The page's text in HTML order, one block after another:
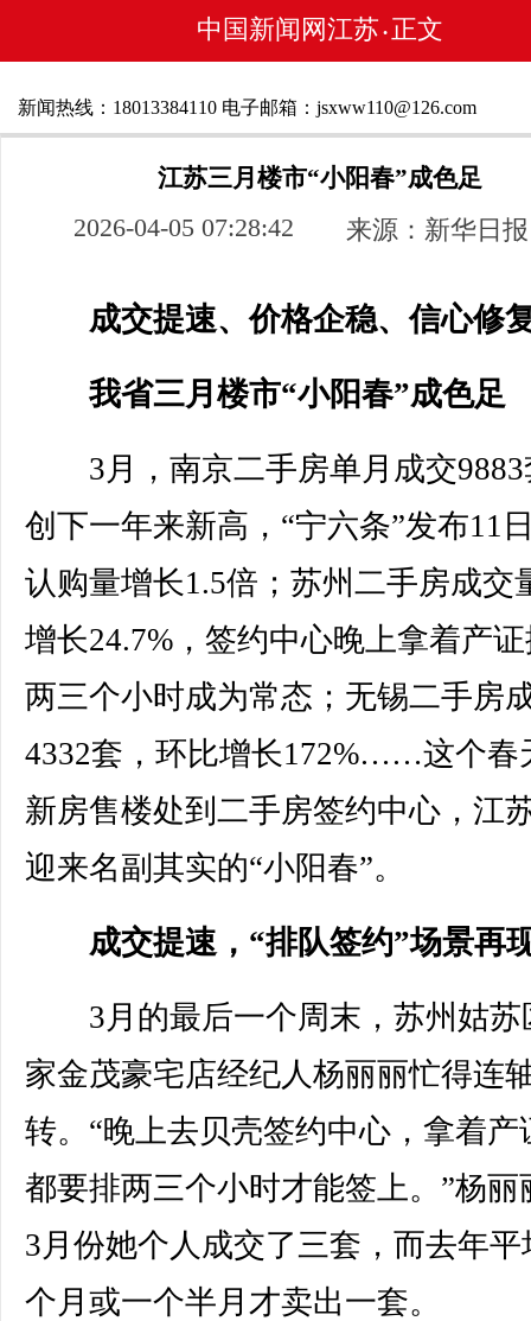
中国新闻网江苏 • 正文
新闻热线：18013384110 电子邮箱：jsxww110@126.com
江苏三月楼市“小阳春”成色足
2026-04-05 07:28:42 来源：新华日报
成交提速、价格企稳、信心
我省三月楼市“小阳春”成色足
3月，南京二手房单月成交9883
创下一年来新高，“宁六条”发布11
认购量增长1.5倍；苏州二手房成交
增长24.7%，签约中心晚上拿着产
两三个小时成为常态；无锡二手房
4332套，环比增长172%……这个春
新房售楼处到二手房签约中心，江
迎来名副其实的“小阳春”。
成交提速，“排队签约”场景再
3月的最后一个周末，苏州姑苏
家金茂豪宅店经纪人杨丽丽忙得连
转。“晚上去贝壳签约中心，拿着产
都要排两三个小时才能签上。”杨丽
3月份她个人成交了三套，而去年平
个月或一个半月才卖出一套。